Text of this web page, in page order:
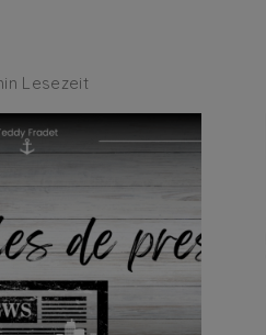
Lesezeit